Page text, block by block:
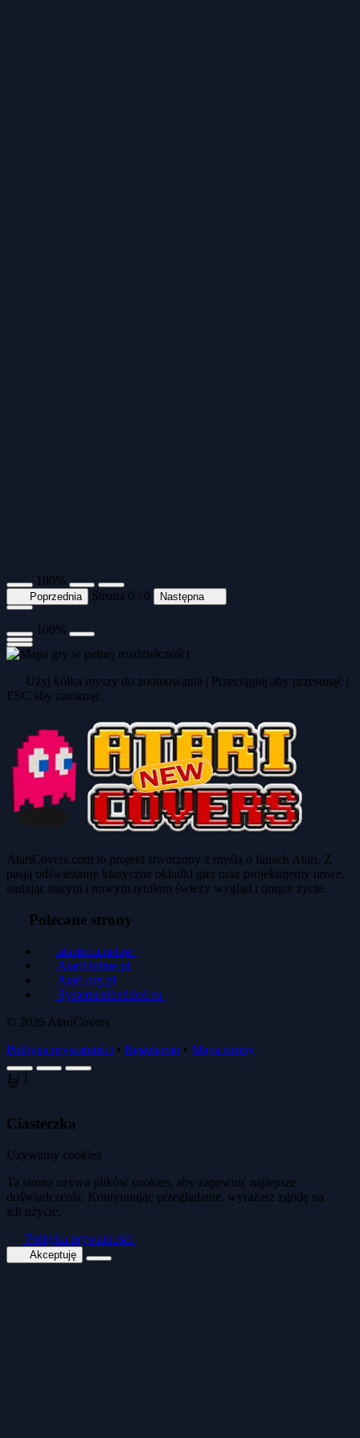
100%
Poprzednia Strona 0 / 0 Następna
100%
Użyj kółka myszy do zoomowania | Przeciągnij aby przesunąć |
ESC aby zamknąć
AtariCovers.com to projekt stworzony z myślą o fanach Atari. Z
pasją odświeżamy klasyczne okładki gier oraz projektujemy nowe,
nadając starym i nowym tytułom świeży wygląd i drugie życie.
Polecane strony
atariteca.net.pe
AtariOnline.pl
Atari.org.pl
Systemembedded.eu
© 2026 AtariCovers
Polityka prywatności • Regulamin • Mapa strony
1/ 1
🍪
Ciasteczka
Używamy cookies
Ta strona używa plików cookies, aby zapewnić najlepsze
doświadczenia. Kontynuując przeglądanie, wyrażasz zgodę na
ich użycie.
Polityka prywatności
Akceptuję